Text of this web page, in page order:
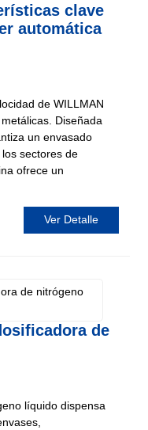
clave
automática
de WILLMAN
Diseñada
un envasado
sectores de
ofrece un
Ver Detalle
de
líquido dispensa